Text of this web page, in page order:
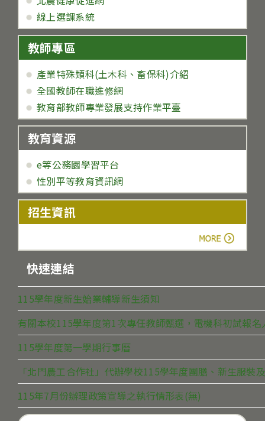
線上選課系統
教師專區
產業特殊類科(土木科、畜保科)介紹
全國教師在職進修網
教育部教師專業發展支持作業平臺
教育資源
e等公務園學習平台
性別平等教育資訊網
招生資訊
快速連結
115學年度新生始業輔導新生須知
有關本校115學年度第1次專任教師甄選，電機科初試報
115學年度第一學期行事曆
「北門農工合作社」代辦學校115學年度團膳、新生服裝
115年7月份辦理政策宣導之執行情形表(無)